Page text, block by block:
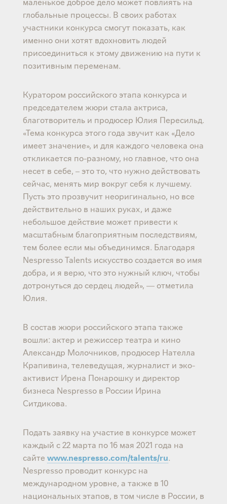
глобальные процессы. В своих работах
участники конкурса смогут показать, как
именно они хотят вдохновить людей
присоединиться к этому движению на пути к
позитивным переменам.
Куратором российского этапа конкурса и
председателем жюри стала актриса,
благотворитель и продюсер Юлия Пересильд.
«Тема конкурса этого года звучит как «Дело
имеет значение», и для каждого человека она
откликается по-разному, но главное, что она
несет в себе, – это то, что нужно действовать
сейчас, менять мир вокруг себя к лучшему.
Пусть это прозвучит неоригинально, но все
действительно в наших руках, и даже
небольшое действие может привести к
масштабным благоприятным последствиям,
тем более если мы объединимся. Благодаря
Nespresso Talents искусство создается во имя
добра, и я верю, что это нужный ключ, чтобы
дотронуться до сердец людей», — отметила
Юлия.
В состав жюри российского этапа также
вошли: актер и режиссер театра и кино
Александр Молочников, продюсер Нателла
Крапивина, телеведущая, журналист и эко-
активист Ирена Понарошку и директор
бизнеса Nespresso в России Ирина
Ситдикова.
Подать заявку на участие в конкурсе может
каждый с 22 марта по 16 мая 2021 года на
сайте www.nespresso.com/talents/ru.
Nespresso проводит конкурс на
международном уровне, а также в 10
национальных этапов, в том числе в России, в